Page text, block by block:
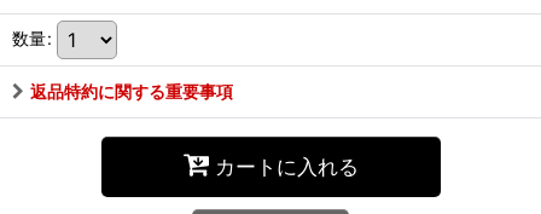
数量:
返品特約に関する重要事項
カートに入れる